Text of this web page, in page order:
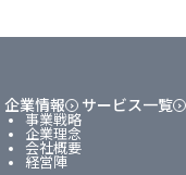
企業情報
事業戦略
企業理念
会社概要
経営陣
サービス一覧